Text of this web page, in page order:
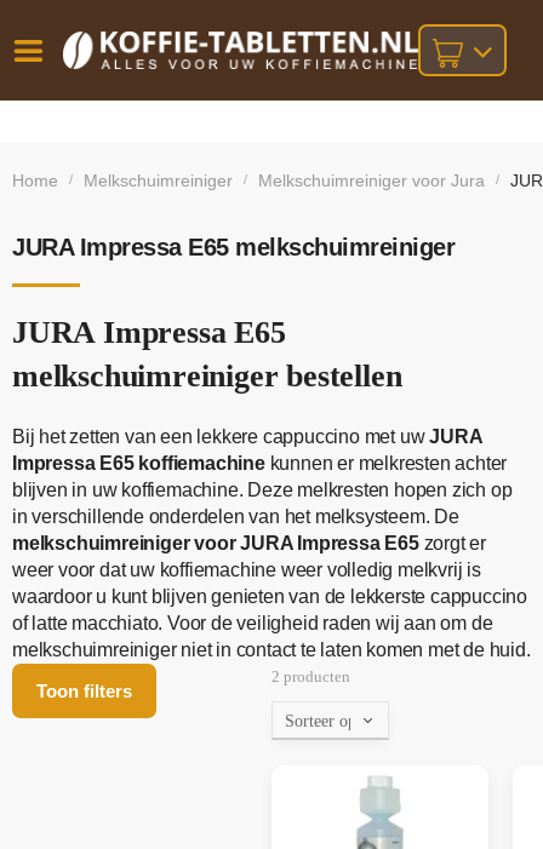
besteld,
bij orders
Home / Melkschuimreiniger / Melkschuimreiniger voor Jura /
JURA Impressa E65 melkschuimreiniger
JURA Impressa E65
melkschuimreiniger bestellen
Bij het zetten van een lekkere cappuccino met uwJURA
Impressa E65 koffiemachinekunnen er melkresten achter
blijven in uw koffiemachine. Deze melkresten hopen zich op
in verschillende onderdelen van het melksysteem. De
melkschuimreiniger voor JURA Impressa E65zorgt er
weer voor dat uw koffiemachine weer volledig melkvrij is
waardoor u kunt blijven genieten van de lekkerste cappuccino
of latte macchiato. Voor de veiligheid raden wij aan om de
melkschuimreiniger niet in contact te laten komen met de huid.
Toon filters
2 producten